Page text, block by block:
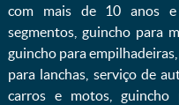
com mais de 10 anos
segmentos, guincho para
guincho para
para lanchas, serviço de
carros e motos,